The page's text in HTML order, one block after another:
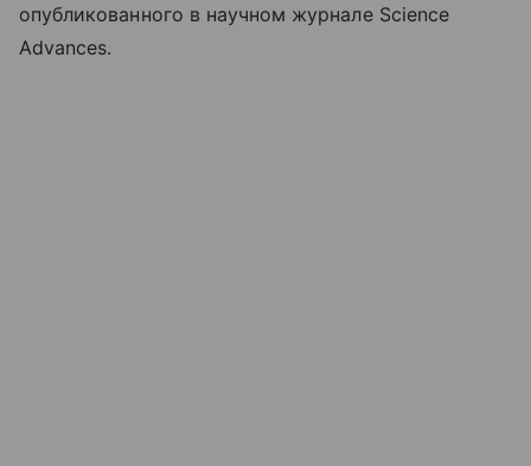
опубликованного в научном журнале Science
Advances.